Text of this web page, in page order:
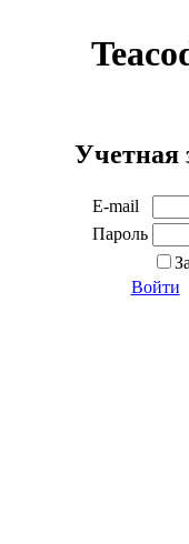
Учетная
E-mail
Пароль
Войти